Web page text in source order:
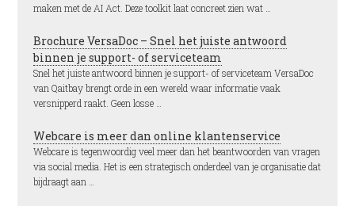
maken met de AI Act. Deze toolkit laat concreet zien wat …
Brochure VersaDoc – Snel het juiste antwoord
binnen je support- of serviceteam
Snel het juiste antwoord binnen je support- of serviceteam VersaDoc
van Qaitbay brengt orde in een wereld waar informatie vaak
versnipperd raakt. Geen losse …
Webcare is meer dan online klantenservice
Webcare is tegenwoordig veel meer dan het beantwoorden van vragen
via social media. Het is een strategisch onderdeel van je organisatie dat
bijdraagt aan …